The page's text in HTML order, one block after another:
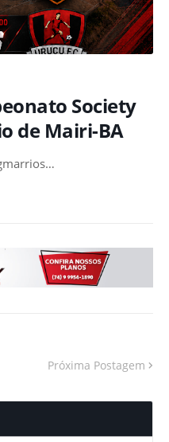
Society
de Mairi-BA
Próxima Postagem